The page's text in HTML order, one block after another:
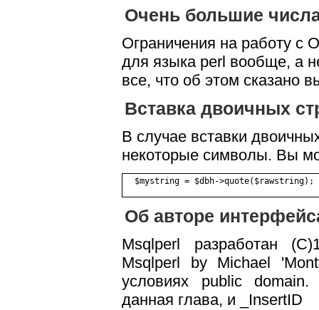
Очень большие
Ограничения на работу
для языка perl вообще, а
все, что об этом сказано
Вставка двоичных
В случае вставки
некоторые символы. Вы
Об авторе
Msqlperl разработан
Msqlperl by Michael
условиях public domain.
данная глава, и _InsertID